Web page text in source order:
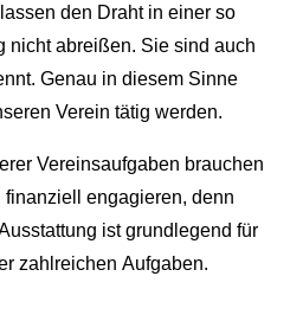
den Draht in einer so
nicht abreißen. Sie sind auch
Genau in diesem Sinne
Verein tätig werden.
Vereinsaufgaben brauchen
engagieren, denn
ist grundlegend für
zahlreichen Aufgaben.